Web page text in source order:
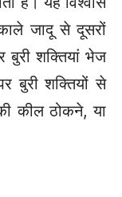
जादू से दूसरों
बुरी शक्तियां भेज
बुरी शक्तियों से
कील ठोकने, या